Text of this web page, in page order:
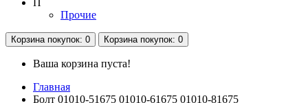
П
Прочие
Корзинапокупок: 0 Корзинапокупок: 0
Ваша корзина пуста!
Главная
Болт 01010-51675 01010-61675 01010-81675